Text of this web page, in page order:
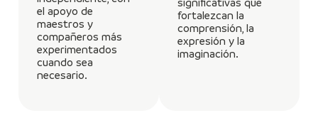
el apoyo de
maestros y
compañeros más
experimentados
cuando sea
necesario.
fortalezcan la
comprensión, la
expresión y la
imaginación.